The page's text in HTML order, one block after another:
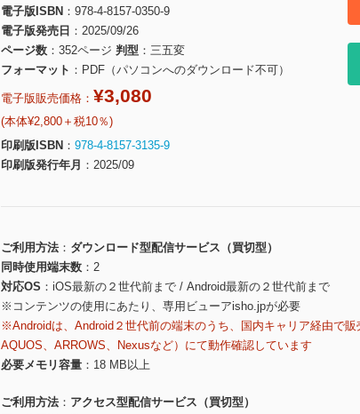
電子版ISBN
978-4-8157-0350-9
電子版発売日
2025/09/26
ページ数
352ページ 判型
三五変
フォーマット
PDF（パソコンへのダウンロード不可）
電子版販売価格： ¥3,080
(本体¥2,800＋税10％)
印刷版ISBN
978-4-8157-3135-9
印刷版発行年月
2025/09
ご利用方法
ダウンロード型配信サービス（買切型）
同時使用端末数
2
対応OS
iOS最新の２世代前まで / Android最新の２世代前まで
※コンテンツの使用にあたり、専用ビューアisho.jpが必要
※Androidは、Android２世代前の端末のうち、国内キャリア経由で
AQUOS、ARROWS、Nexusなど）にて動作確認しています
必要メモリ容量
18 MB以上
ご利用方法
アクセス型配信サービス（買切型）